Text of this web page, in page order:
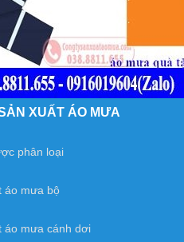
XUẤT ÁO MƯA
phân loại
áo mưa bộ
áo mưa cánh dơi